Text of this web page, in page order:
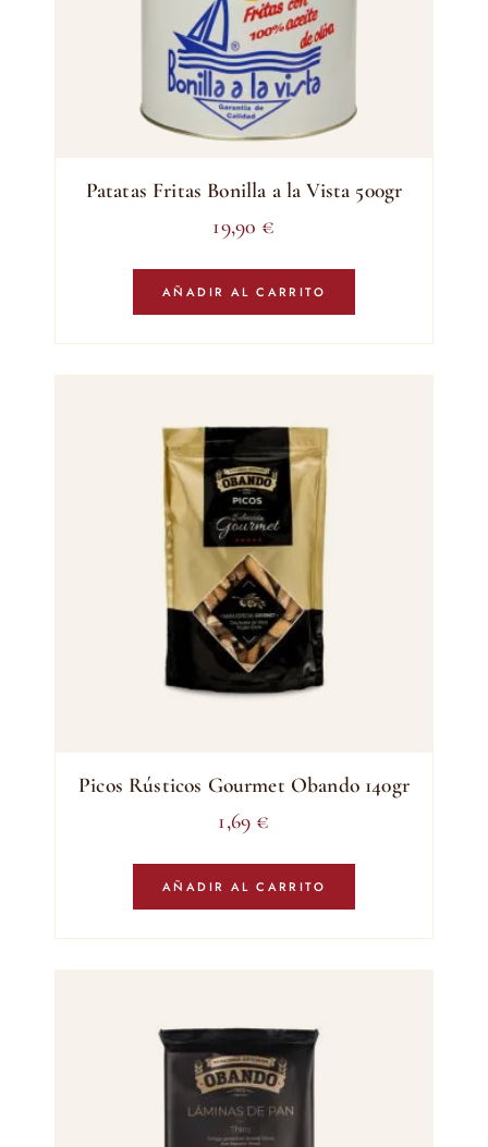
Patatas Fritas Bonilla a la Vista 500gr
19,90 €
AÑADIR AL CARRITO
Picos Rústicos Gourmet Obando 140gr
1,69 €
AÑADIR AL CARRITO